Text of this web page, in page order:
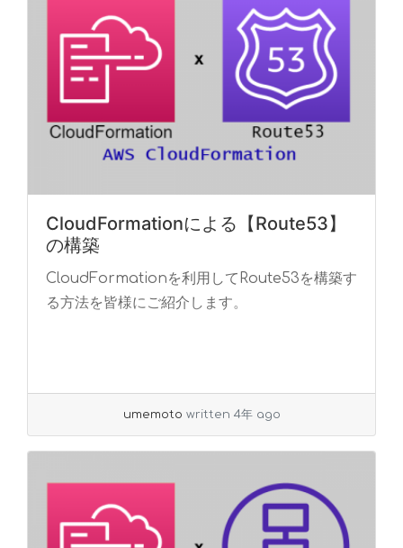
CloudFormationによる【Route53】
の構築
CloudFormationを利用してRoute53を構築す
る方法を皆様にご紹介します。
umemoto written 4年 ago